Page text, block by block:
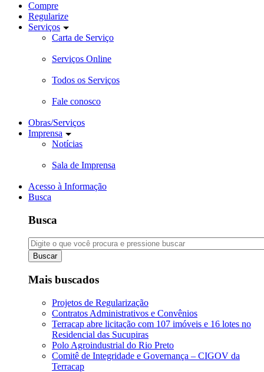
Compre
Regularize
Serviços
Carta de Serviço
Serviços Online
Todos os Serviços
Fale conosco
Obras/Serviços
Imprensa
Notícias
Sala de Imprensa
Acesso à Informação
Busca
Busca
Buscar
Mais buscados
Projetos de Regularização
Contratos Administrativos e Convênios
Terracap abre licitação com 107 imóveis e 16 lotes no
Residencial das Sucupiras
Polo Agroindustrial do Rio Preto
Comitê de Integridade e Governança – CIGOV da
Terracap